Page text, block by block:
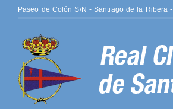
Paseo de Colón S/N - Santiago de la Ribera